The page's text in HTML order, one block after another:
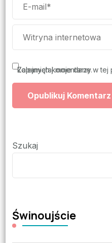
Zapamiętaj moje dane w tej przeglądarce podczas pisania kolejnych komentarzy.
Szukaj
Świnoujście